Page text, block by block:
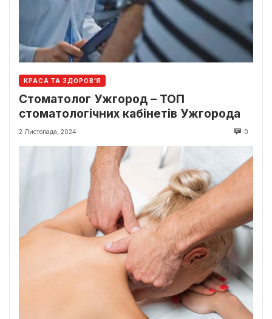
КРАСА ТА ЗДОРОВ'Я
Стоматолог Ужгород – ТОП
стоматологічних кабінетів Ужгорода
2 Листопада, 2024 0